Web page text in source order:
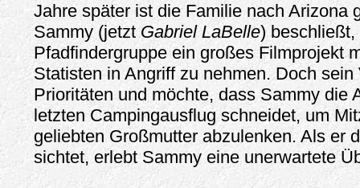
Jahre später ist die Familie nach Arizona
Sammy (jetzt Gabriel LaBelle)
Pfadfindergruppe ein großes Filmprojekt
Statisten in Angriff zu nehmen. Doch sein
Prioritäten und möchte, dass Sammy die
letzten Campingausflug schneidet, um
geliebten Großmutter abzulenken. Als er
sichtet, erlebt Sammy eine unerwartete